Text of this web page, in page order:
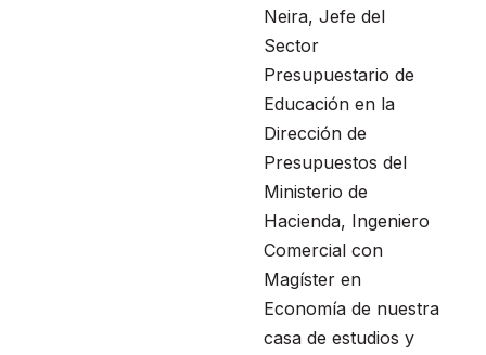
Neira, Jefe del
Sector
Presupuestario de
Educación en la
Dirección de
Presupuestos del
Ministerio de
Hacienda, Ingeniero
Comercial con
Magíster en
Economía de nuestra
casa de estudios y